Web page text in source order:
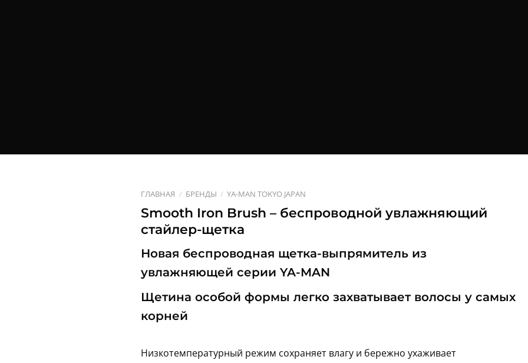
ГЛАВНАЯ / БРЕНДЫ / YA-MAN TOKYO JAPAN
Smooth Iron Brush – беспроводной увлажняющий
стайлер-щетка
Новая беспроводная щетка-выпрямитель из
увлажняющей серии YA-MAN
Щетина особой формы легко захватывает волосы у самых
корней
Низкотемпературный режим сохраняет влагу и бережно ухаживает